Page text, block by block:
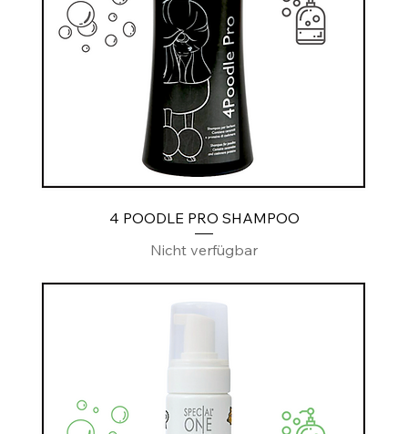
4 POODLE PRO SHAMPOO
Nicht verfügbar